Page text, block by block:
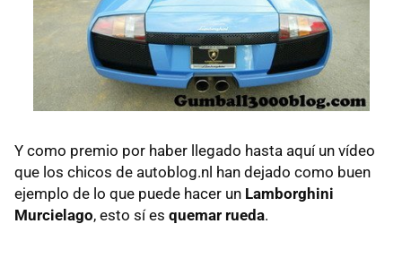
Y como premio por haber llegado hasta aquí un vídeo
que los chicos de autoblog.nl han dejado como buen
ejemplo de lo que puede hacer un Lamborghini
Murcielago, esto sí es quemar rueda.